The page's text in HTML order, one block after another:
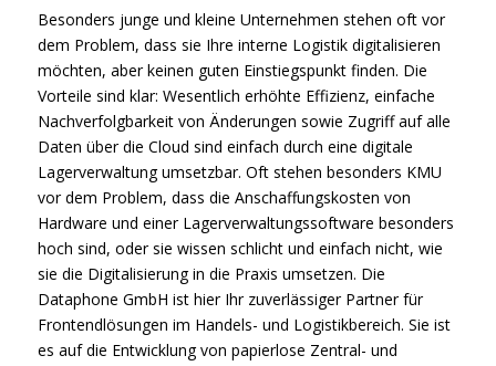
Besonders junge und kleine Unternehmen stehen oft vor
dem Problem, dass sie Ihre interne Logistik digitalisieren
möchten, aber keinen guten Einstiegspunkt finden. Die
Vorteile sind klar: Wesentlich erhöhte Effizienz, einfache
Nachverfolgbarkeit von Änderungen sowie Zugriff auf alle
Daten über die Cloud sind einfach durch eine digitale
Lagerverwaltung umsetzbar. Oft stehen besonders KMU
vor dem Problem, dass die Anschaffungskosten von
Hardware und einer Lagerverwaltungssoftware besonders
hoch sind, oder sie wissen schlicht und einfach nicht, wie
sie die Digitalisierung in die Praxis umsetzen. Die
Dataphone GmbH ist hier Ihr zuverlässiger Partner für
Frontendlösungen im Handels- und Logistikbereich. Sie ist
es auf die Entwicklung von papierlose Zentral- und